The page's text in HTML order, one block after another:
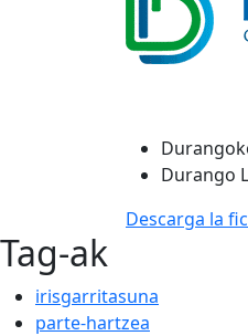
Durango
Descarga la
Tag-ak
irisgarritasuna
parte-hartzea